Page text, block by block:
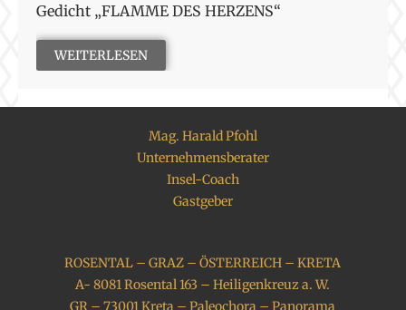
Gedicht „FLAMME DES HERZENS“
WEITERLESEN
Mag. Harald Pfohl
Unternehmensberater
Insel-Coach
Gastgeber
ROSENTAL – GRAZ – ÖSTERREICH – KRETA
A- 8081 Rosental 163 – Heiligenkreuz a. W.